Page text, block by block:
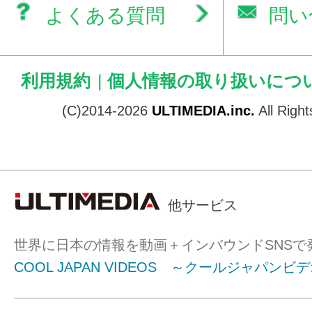
よくある質問 問
利用規約 | 個人情報の取り扱いにつ
(C)2014-2026 ULTIMEDIA.inc. All
他サービス
世界に日本の情報を動画＋インバウンドSNSで
COOL JAPAN VIDEOS ～クールジャパンビ